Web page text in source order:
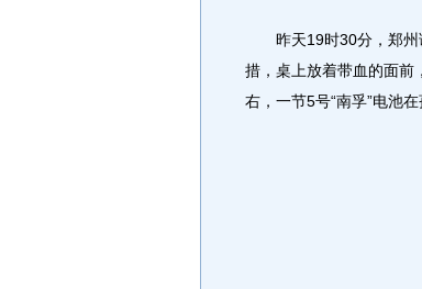
昨天19时30分，郑州
措，桌上放着带血的面前
右，一节5号“南孚”电池